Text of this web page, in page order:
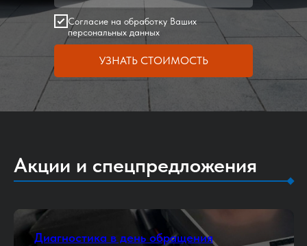
Согласие на обработку Ваших
персональных данных
УЗНАТЬ СТОИМОСТЬ
Акции и спецпредложения
Диагностика в день обращения